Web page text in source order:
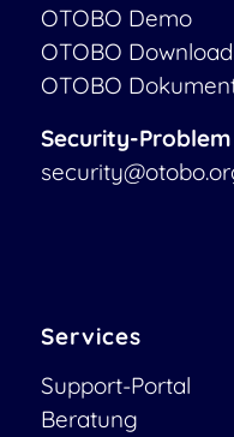
OTOBO Demo
OTOBO Download
OTOBO
Security-
Services
Support-Portal
Beratung